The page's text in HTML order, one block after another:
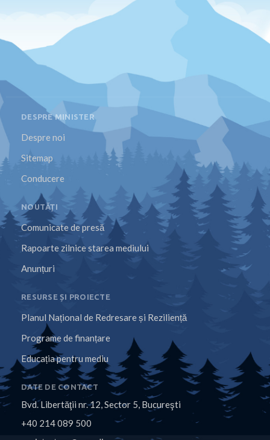
DESPRE MINISTER
Despre noi
Sitemap
Conducere
NOUTĂȚI
Comunicate de presă
Rapoarte zilnice starea mediului
Anunțuri
RESURSE ȘI PROIECTE
Planul Național de Redresare și Reziliență
Programe de finanțare
Educația pentru mediu
DATE DE CONTACT
Bvd. Libertăţii nr. 12, Sector 5, Bucureşti
+40 214 089 500